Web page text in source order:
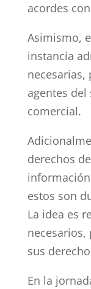
acordes
Asimismo,
instancia
necesarias,
agentes
comercial.
derechos
estos son
La idea es
necesarios,
sus
En la